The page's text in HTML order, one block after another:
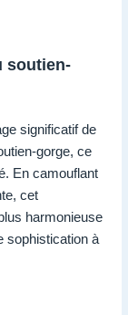
soutien-
significatif de
gorge, ce
En camouflant
cet
harmonieuse
sophistication à